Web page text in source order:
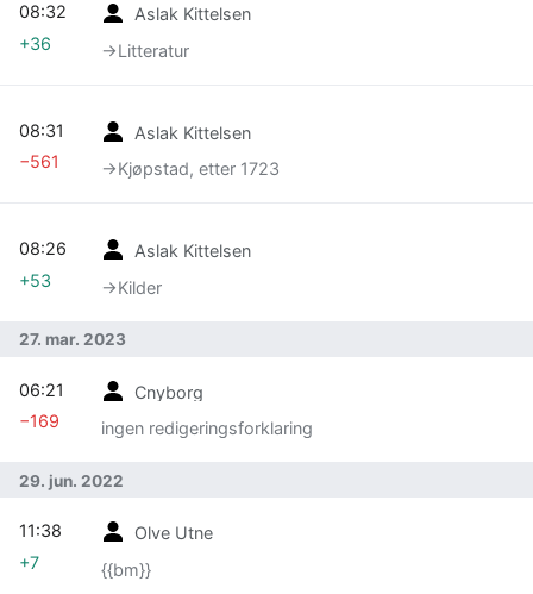
Aslak Kittelsen
→‎Litteratur
08:32
+36
Aslak Kittelsen
→‎Kjøpstad, etter 1723
08:31
−561
Aslak Kittelsen
→‎Kilder
08:26
+53
27. mar. 2023
Cnyborg
ingen redigeringsforklaring
06:21
−169
29. jun. 2022
Olve Utne
{{bm}}
11:38
+7